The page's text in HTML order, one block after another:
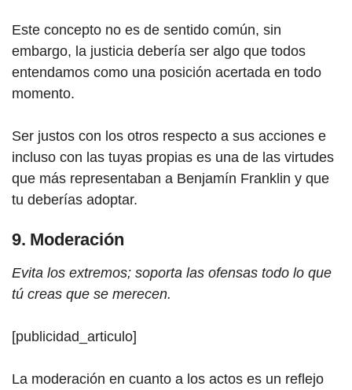
Este concepto no es de sentido común, sin
embargo, la justicia debería ser algo que todos
entendamos como una posición acertada en todo
momento.
Ser justos con los otros respecto a sus acciones e
incluso con las tuyas propias es una de las virtudes
que más representaban a Benjamín Franklin y que
tu deberías adoptar.
9. Moderación
Evita los extremos; soporta las ofensas todo lo que
tú creas que se merecen.
[publicidad_articulo]
La moderación en cuanto a los actos es un reflejo